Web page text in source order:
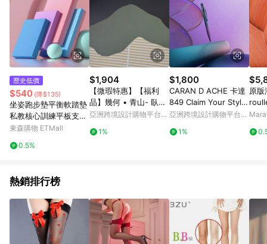
實際回饋請依LINE購物通知為主。 6. 訂單如有使用東森購物
ETMall站內之折扣優惠(包含但不限於東森幣、樂透金、東森現金
券等)，不具點數回饋資格。詳細請依東森購物ETMall之結帳頁面
顯示為準。 7. LINE購物設有「單一商品最高回饋點數」機制(特
殊活動時開放「回饋無上限」)，以同一訂單中同一商品不論件數
計算，並依訂單成立時間當下LINE購物所設定的回饋機制為準。
8. LINE購物為購物資訊整合性平台，商品資料更新會有時間差，
如顯示之商品規格、顏色、價位、贈品與東森購物ETMall銷售網
頁不符，以銷售網頁標示為準。 9. 若有贈點爭議，請務必於訂單
日期+180天以內至LINE購物客服洽詢；若超過180天(含)以上進
行申訴，恕無法贈點回饋。 10. 部分點數紅包僅限指定商品使
用，或不適用於無回饋商品。各點數紅包之適用商品與使用條件
請依點數紅包頁面規則為準。
歷史低價
$540 (降$135)
坐姿跑步墊平衡軟踏墊
私教核心訓練平板支撐
手肘墊練腹練腿坐墊
東森購物 ETMall
0.5%
$1,904
【微瑕特惠】【福利
品】幾何 • 青山- 臥室
掛畫/簡約風/北歐風
亞洲跨境設計購物平台
1%
$1,800
CARAN D ACHE 卡達
849 Claim Your Style
V - 紫海 免費刻字
亞洲跨境設計購物平台
1%
原
銀色
熱銷排行榜